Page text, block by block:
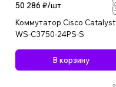
50 286 ₽/шт
Коммутатор Cisco Catalyst
WS-C3750-24PS-S
В корзину